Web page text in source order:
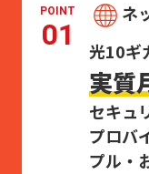
POINT
01
ネ
光10ギ
実質
セキュ
プロバ
プル・